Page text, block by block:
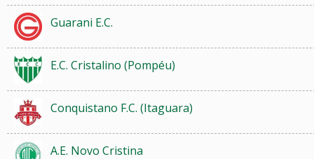
Guarani E.C.
E.C. Cristalino (Pompéu)
Conquistano F.C. (Itaguara)
A.E. Novo Cristina